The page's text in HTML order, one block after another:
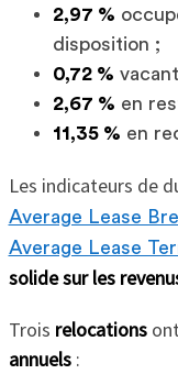
2,97 %
disposition ;
0,72 %
2,67 % en
11,35 % en
Les indicateurs de
Average Lease
Average Lease
solide sur les
Trois relocations
annuels: